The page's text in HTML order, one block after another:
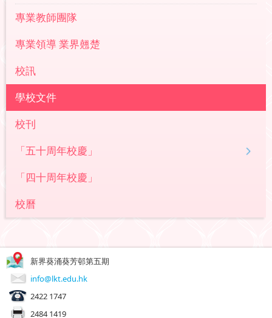
專業教師團隊
專業領導 業界翹楚
校訊
學校文件
校刊
「五十周年校慶」
「四十周年校慶」
校曆
新界葵涌葵芳邨第五期
info@lkt.edu.hk
2422 1747
2484 1419